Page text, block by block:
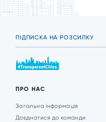
ПРО НАС
Загальна інформація
Доєднатися до команди